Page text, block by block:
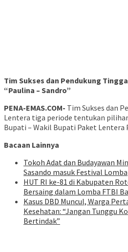
Tim Sukses dan Pendukung
“Paulina – Sandro”
PENA-EMAS.COM- Tim Sukses dan
Lentera tiga periode tentukan
Bupati – Wakil Bupati Paket Lentera
Bacaan Lainnya
Tokoh Adat dan Budayawan
Sasando masuk Festival Lomba
HUT RI ke-81 di Kabupaten
Bersaing dalam Lomba FTBI
Kasus DBD Muncul, Warga
Kesehatan: “Jangan Tunggu
Bertindak”